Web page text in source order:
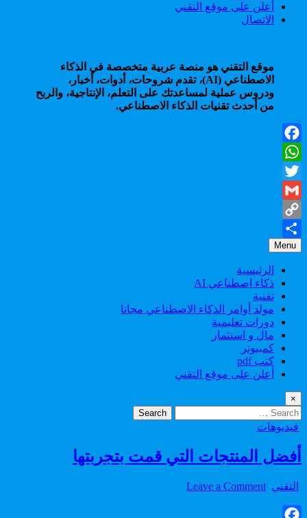
أعلن على موقع التقني
الاتصال
موقع التقني هو منصة عربية متخصصة في الذكاء
الاصطناعي (AI)، تقدم شروحات، أدوات، أخبار،
ودروس عملية لمساعدتك على التعلم، الإنتاجية، والربح
من أحدث تقنيات الذكاء الاصطناعي.
Facebook
WhatsApp
Twitter
Gmail
Copy
Link
Share
Menu
الرئيسية
ذكاء اصطناعي AI
تقنية
مولد أوامر الذكاء الاصطناعي مجانا
دورات تعليمية
مال و استثمار
كمبيوتر
كتب pdf
أعلن على موقع التقني
×
Search
for:
Posted
فيديوهات
أفضل المنتجات التي قمت بتجربتها
Author:
التقني Leave a Comment
on